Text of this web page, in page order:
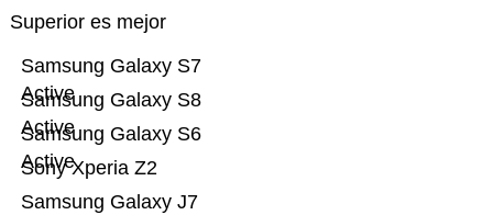
Superior es mejor
Samsung Galaxy J7
Sony Xperia Z2
Samsung Galaxy S6
Active
Samsung Galaxy S8
Active
Samsung Galaxy S7
Active